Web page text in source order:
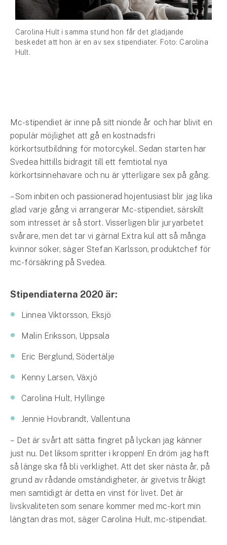
Vattenskoterförsäkring
Sportfiskarna
Kattförsäkring
Djurförsäkring
Hem & hus
Hemförsäkring
Villaförsäkring
Bostadsrättsförsäkring
Hyresrättsförsäkring
Fritidshusförsäkring
Företagsförsäkring
Bilförsäkring för företag
Släpvagnsförsäkring
För förmedlare
Gruppförsäkringar
Kommunolycksfall
Försäkring via förmedlare
Se alla försäkringar
Carolina Hult i samma stund hon får det glädjande
beskedet att hon är en av sex stipendiater. Foto: Carolina
Hult.
Mc-stipendiet är inne på sitt nionde år och har blivit en
populär möjlighet att gå en kostnadsfri
körkortsutbildning för motorcykel. Sedan starten har
Svedea hittills bidragit till ett femtiotal nya
körkortsinnehavare och nu är ytterligare sex på gång.
– Som inbiten och passionerad hojentusiast blir jag lika
glad varje gång vi arrangerar Mc-stipendiet, särskilt
som intresset är så stort. Visserligen blir juryarbetet
svårare, men det tar vi gärna! Extra kul att så många
kvinnor söker, säger Stefan Karlsson, produktchef för
mc-försäkring på Svedea.
Stipendiaterna 2020 är:
Linnea Viktorsson, Eksjö
Malin Eriksson, Uppsala
Eric Berglund, Södertälje
Kenny Larsen, Växjö
Carolina Hult, Hyllinge
Jennie Hovbrandt, Vallentuna
– Det är svårt att sätta fingret på lyckan jag känner
just nu. Det liksom spritter i kroppen! En dröm jag haft
så länge ska få bli verklighet. Att det sker nästa år, på
grund av rådande omständigheter, är givetvis tråkigt
men samtidigt är detta en vinst för livet. Det är
livskvaliteten som senare kommer med mc-kort min
längtan dras mot, säger Carolina Hult, mc-stipendiat.